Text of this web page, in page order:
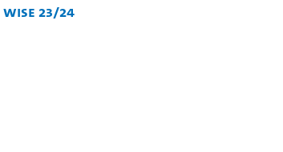
WiSe 23/24